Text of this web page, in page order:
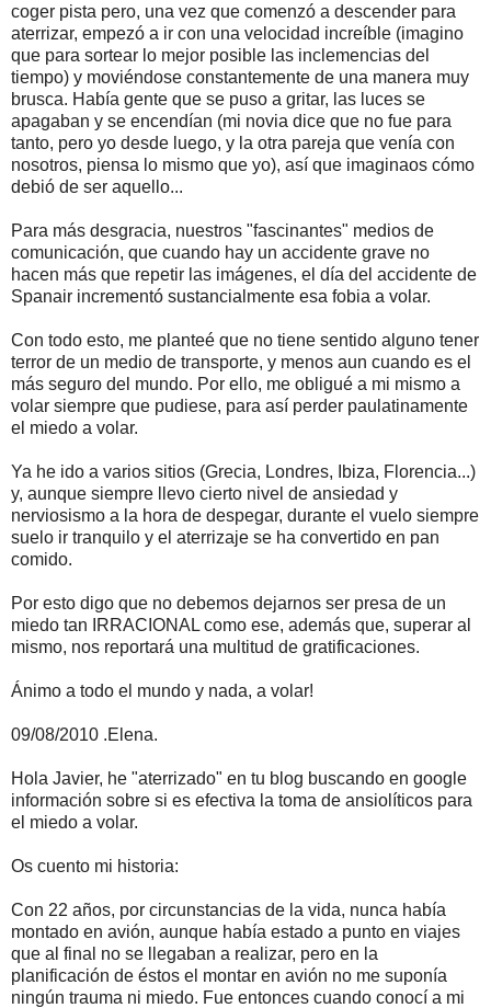
coger pista pero, una vez que comenzó a descender para
aterrizar, empezó a ir con una velocidad increíble (imagino
que para sortear lo mejor posible las inclemencias del
tiempo) y moviéndose constantemente de una manera muy
brusca. Había gente que se puso a gritar, las luces se
apagaban y se encendían (mi novia dice que no fue para
tanto, pero yo desde luego, y la otra pareja que venía con
nosotros, piensa lo mismo que yo), así que imaginaos cómo
debió de ser aquello...
Para más desgracia, nuestros "fascinantes" medios de
comunicación, que cuando hay un accidente grave no
hacen más que repetir las imágenes, el día del accidente de
Spanair incrementó sustancialmente esa fobia a volar.
Con todo esto, me planteé que no tiene sentido alguno tener
terror de un medio de transporte, y menos aun cuando es el
más seguro del mundo. Por ello, me obligué a mi mismo a
volar siempre que pudiese, para así perder paulatinamente
el miedo a volar.
Ya he ido a varios sitios (Grecia, Londres, Ibiza, Florencia...)
y, aunque siempre llevo cierto nivel de ansiedad y
nerviosismo a la hora de despegar, durante el vuelo siempre
suelo ir tranquilo y el aterrizaje se ha convertido en pan
comido.
Por esto digo que no debemos dejarnos ser presa de un
miedo tan IRRACIONAL como ese, además que, superar al
mismo, nos reportará una multitud de gratificaciones.
Ánimo a todo el mundo y nada, a volar!
09/08/2010 .Elena.
Hola Javier, he "aterrizado" en tu blog buscando en google
información sobre si es efectiva la toma de ansiolíticos para
el miedo a volar.
Os cuento mi historia:
Con 22 años, por circunstancias de la vida, nunca había
montado en avión, aunque había estado a punto en viajes
que al final no se llegaban a realizar, pero en la
planificación de éstos el montar en avión no me suponía
ningún trauma ni miedo. Fue entonces cuando conocí a mi